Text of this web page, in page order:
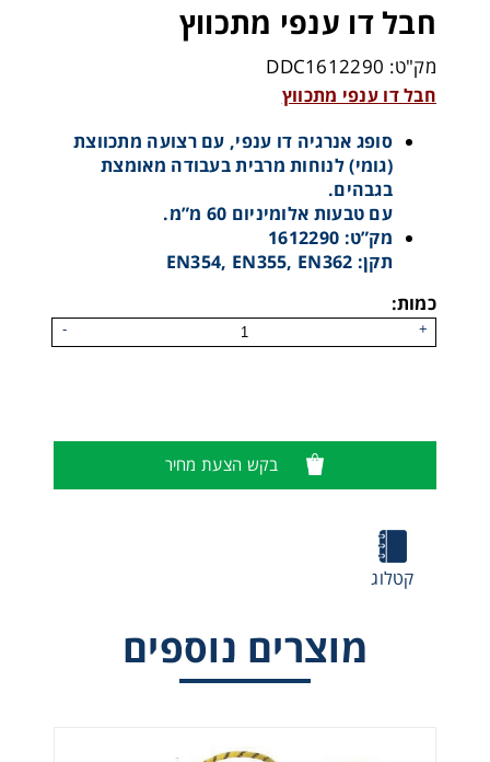
חבל דו ענפי מתכווץ
מק"ט: DDC1612290
חבל דו ענפי מתכווץ
סופג אנרגיה דו ענפי, עם רצועה מתכווצת
(גומי) לנוחות מרבית בעבודה מאומצת
בגבהים.
עם טבעות אלומיניום 60 מ”מ.
מק”ט: 1612290
תקן: EN354, EN355, EN362
כמות:
+
-
בקש הצעת מחיר
קטלוג
מוצרים נוספים